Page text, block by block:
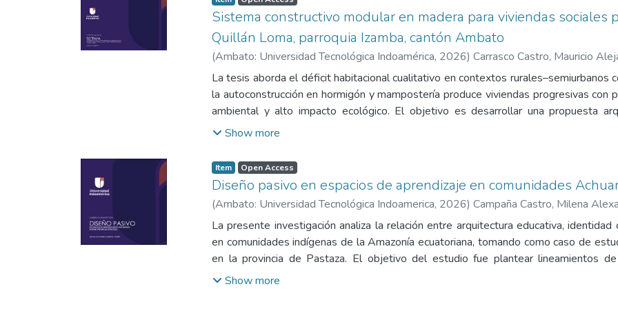
modos de uso (modificación de hábitos cotidianos), buscando así mitigar el
establecer pautas replicables para el desarrollo habitacional.
entrevistas. Los resultados permitieron identificar características tipológicas,
las viviendas tradicionales, lo que permitió formular lineamientos orientados
arquitectónico local.
Sistema constructivo modular en madera para viviendas sociales
Quillán Loma, parroquia Izamba, cantón Ambato
(Ambato: Universidad Tecnológica Indoamérica, 2026) Carrasco Castro, Mauricio
La tesis aborda el déficit habitacional cualitativo en contextos rurales–semiurbanos
la autoconstrucción en hormigón y mampostería produce viviendas progresivas con
ambiental y alto impacto ecológico. El objetivo es desarrollar una propuesta
progresivas basada en un sistema constructivo modular en madera, adecuada a las
madera para viviendas sociales progresivas en Quillán Loma permite mejorar la
etapas de las viviendas, adaptándose al contexto rural–semiurbano y reduciendo
sistemas tradicionales. La metodología combina investigación documental y
de vivienda progresiva en madera, trabajo de campo con levantamientos y
proyectual que define una unidad básica habitable y sus posibles fases de
resultados se concretan en una propuesta arquitectónica que organiza la
sistema constructivo acorde con la oferta actual del mercado y la normativa
espaciales y ambientales derivadas de la investigación. En conclusión, se
Show more
Item Open Access
Diseño pasivo en espacios de aprendizaje en comunidades
(Ambato: Universidad Tecnológica Indoamerica, 2026) Campaña Castro, Milena
La presente investigación analiza la relación entre arquitectura educativa,
en comunidades indígenas de la Amazonía ecuatoriana, tomando como caso de
en la provincia de Pastaza. El objetivo del estudio fue plantear lineamientos de
aprendizaje que fortalezcan la identidad cultural y mejoren la calidad educativa en
Show more